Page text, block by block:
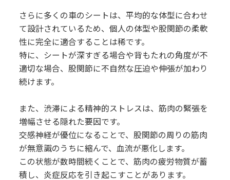
さらに多くの車のシートは、平均的な体型に合わせ
て設計されているため、個人の体型や股関節の柔軟
性に完全に適合することは稀です。
特に、シートが深すぎる場合や背もたれの角度が不
適切な場合、股関節に不自然な圧迫や伸張が加わり
続けます。
また、渋滞による精神的ストレスは、筋肉の緊張を
増幅させる隠れた要因です。
交感神経が優位になることで、股関節の周りの筋肉
が無意識のうちに縮んで、血流が悪化します。
この状態が数時間続くことで、筋肉の疲労物質が蓄
積し、炎症反応を引き起こすことがあります。